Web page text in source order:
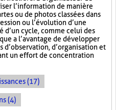
l’information de manière
ou de photos classées dans
ou l’évolution d’une
d’un cycle, comme celui des
a l’avantage de développer
d’observation, d’organisation et
un effort de concentration
(17)
(4)